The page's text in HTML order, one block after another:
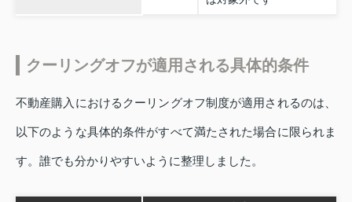
クーリングオフが適用される具体的条件
不動産購入におけるクーリングオフ制度が適用されるのは、
以下のような具体的条件がすべて満たされた場合に限られま
す。誰でも分かりやすいように整理しました。